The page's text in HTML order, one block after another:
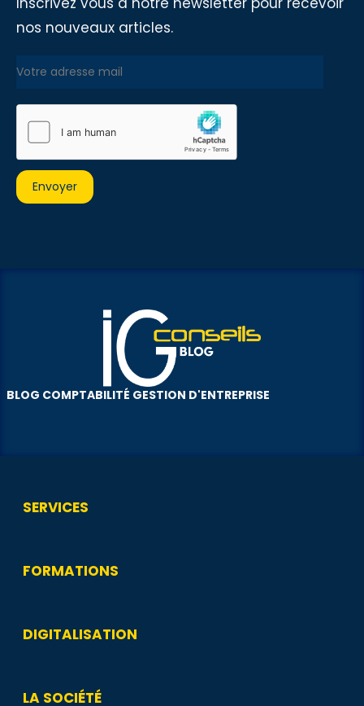
nos nouveaux articles.
BLOG COMPTABILITÉ GESTION D'ENTREPRISE
SERVICES
FORMATIONS
DIGITALISATION
LA SOCIÉTÉ